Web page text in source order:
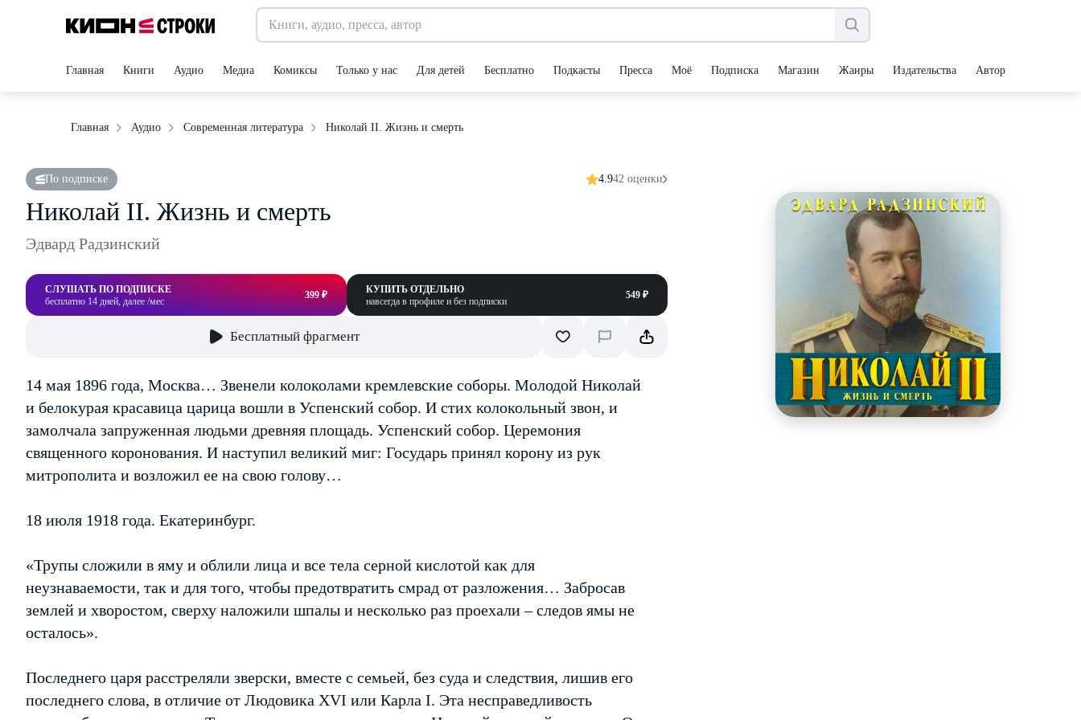
Главная Книги Аудио Медиа Комиксы Только у нас Для детей Бесплатно Подкасты Пресса Моё Подписка Магазин Жанры Издательства Авторы
Главная Аудио Современная литература Николай II. Жизнь и смерть
По подписке 4.942 оценки
Николай II. Жизнь и смерть
Эдвард Радзинский
СЛУШАТЬ ПО ПОДПИСКЕ
бесплатно 14 дней, далее /мес
399 ₽
КУПИТЬ ОТДЕЛЬНО
навсегда в профиле и без подписки
549 ₽
Бесплатный фрагмент
14 мая 1896 года, Москва… Звенели колоколами кремлевские соборы. Молодой Николай
и белокурая красавица царица вошли в Успенский собор. И стих колокольный звон, и
замолчала запруженная людьми древняя площадь. Успенский собор. Церемония
священного коронования. И наступил великий миг: Государь принял корону из рук
митрополита и возложил ее на свою голову…
18 июля 1918 года. Екатеринбург.
«Трупы сложили в яму и облили лица и все тела серной кислотой как для
неузнаваемости, так и для того, чтобы предотвратить смрад от разложения… Забросав
землей и хворостом, сверху наложили шпалы и несколько раз проехали – следов ямы не
осталось».
Последнего царя расстреляли зверски, вместе с семьей, без суда и следствия, лишив его
последнего слова, в отличие от Людовика XVI или Карла I. Эта несправедливость